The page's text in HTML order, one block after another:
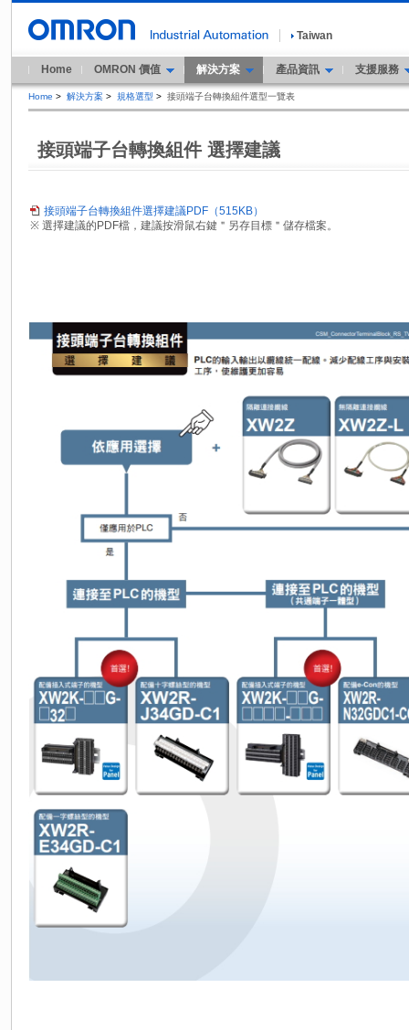
Taiwan
Home OMRON 價值 解決方案 產品資訊 支援服務
Home > 解決方案 > 規格選型 > 接頭端子台轉換組件選型一覽表
接頭端子台轉換組件 選擇建議
接頭端子台轉換組件選擇建議PDF（515KB）
※ 選擇建議的PDF檔，建議按滑鼠右鍵＂另存目標＂儲存檔案。